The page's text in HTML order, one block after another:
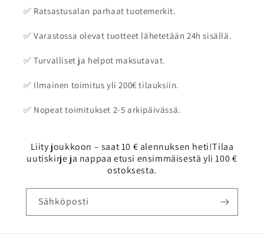
✅ Ratsastusalan parhaat tuotemerkit.
✅ Varastossa olevat tuotteet lähetetään 24h sisällä.
✅ Turvalliset ja helpot maksutavat.
✅ Ilmainen toimitus yli 200€ tilauksiin.
✅ Nopeat toimitukset 2-5 arkipäivässä.
Liity joukkoon – saat 10 € alennuksen heti!Tilaa
uutiskirje ja nappaa etusi ensimmäisestä yli 100 €
ostoksesta.
Sähköposti